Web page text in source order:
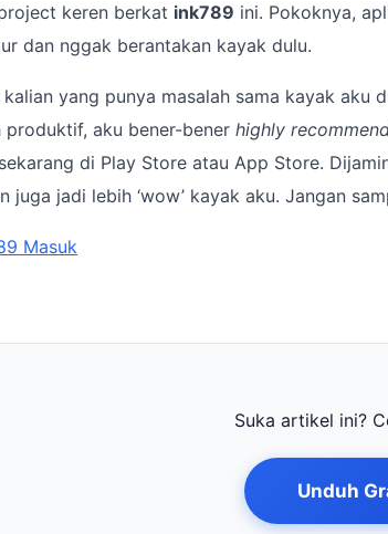
keren berkat ink789 ini. Pokoknya,
dan nggak berantakan kayak dulu.
kalian yang punya masalah sama kayak aku
produktif, aku bener-bener highly
di Play Store atau App Store.
juga jadi lebih ‘wow’ kayak aku. Jangan
Masuk
Suka artikel ini?
Unduh